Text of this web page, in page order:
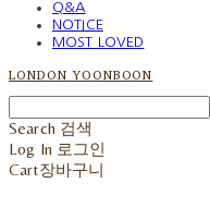
Q&A
NOTICE
MOST LOVED
LONDON YOONBOON
Search 검색
Log In 로그인
Cart장바구니